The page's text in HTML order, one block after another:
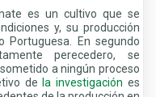
es un cultivo que se
y, su producción
Portuguesa. En segundo
perecedero, se
a ningún proceso
dela investigación es